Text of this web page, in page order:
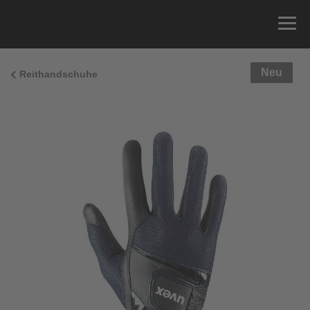
Reithandschuhe Neu
Sie können einfach Ihren Handumfang messen und
die richtige Größe aus der Größentabelle unten
x Umfang
15.0 cm
15.5 cm